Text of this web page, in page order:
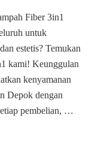
Tempat
Fiber
Di
Depok
Fiber 3in1
untuk
estetis? Temukan
kami! Keunggulan
kenyamanan
Depok dengan
pembelian, …